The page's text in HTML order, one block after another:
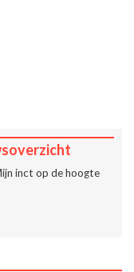
inct op de hoogte